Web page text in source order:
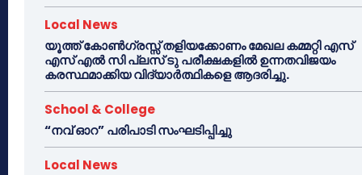
Local News
യൂത്ത് കോൺഗ്രസ്സ് തളിയക്കോണം മേഖല കമ്മറ്റി എസ്
എസ് എൽ സി പ്ലസ് ടു പരീക്ഷകളിൽ ഉന്നതവിജയം
കരസ്ഥമാക്കിയ വിദ്യാർത്ഥികളെ ആദരിച്ചു.
School & College
“നവ് ഓറ” പരിപാടി സംഘടിപ്പിച്ചു
Local News